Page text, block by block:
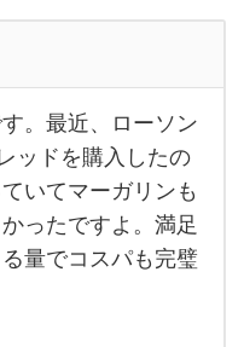
。最近、ローソン
ッドを購入したの
いてマーガリンも
ったですよ。満足
量でコスパも完璧